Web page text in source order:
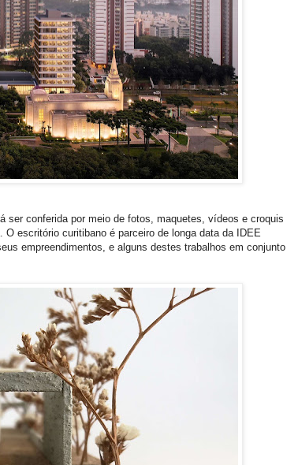
ser conferida por meio de fotos, maquetes, vídeos e croquis
escritório curitibano é parceiro de longa data da IDEE
empreendimentos, e alguns destes trabalhos em conjunto